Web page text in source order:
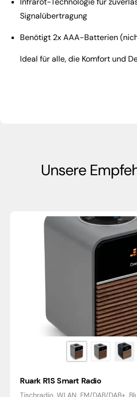
Signalübertragung
Benötigt 2x AAA-Batterien
Ideal für alle, die Komfort und
Unsere
Ruark R1S Smart Radio
Tischradio, WLAN, FM/DAB/DAB+,